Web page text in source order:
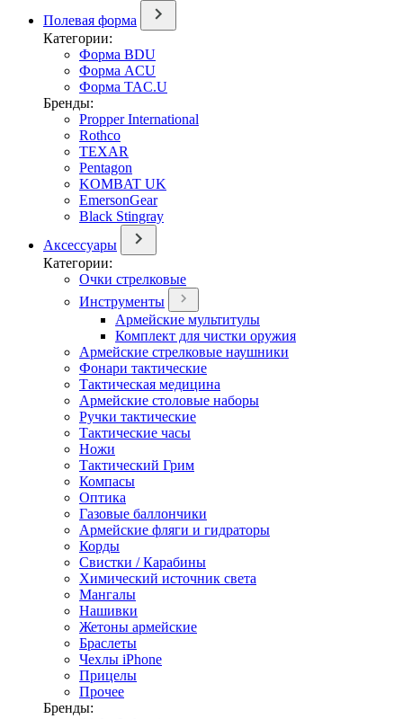
Полевая форма
Категории:
Форма BDU
Форма ACU
Форма TAC.U
Бренды:
Propper International
Rothco
TEXAR
Pentagon
KOMBAT UK
EmersonGear
Black Stingray
Аксессуары
Категории:
Очки стрелковые
Инструменты
Армейские мультитулы
Комплект для чистки оружия
Армейские стрелковые наушники
Фонари тактические
Тактическая медицина
Армейские столовые наборы
Ручки тактические
Тактические часы
Ножи
Тактический Грим
Компасы
Оптика
Газовые баллончики
Армейские фляги и гидраторы
Корды
Свистки / Карабины
Химический источник света
Мангалы
Нашивки
Жетоны армейские
Браслеты
Чехлы iPhone
Прицелы
Прочее
Бренды: